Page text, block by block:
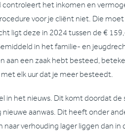
controleert het inkomen en
voor je cliënt niet. Die moet
ligt deze in 2024 tussen de €
in het familie- en
aan een zaak hebt besteed,
elk uur dat je meer besteedt.
in het nieuws. Dit komt doordat de
nieuwe aanwas. Dit heeft onder
naar verhouding lager liggen dan